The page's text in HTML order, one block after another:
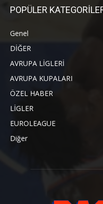
POPÜLER
Genel
DİĞER
AVRUPA LİGLERİ
AVRUPA KUPALARI
ÖZEL HABER
LİGLER
EUROLEAGUE
Diğer